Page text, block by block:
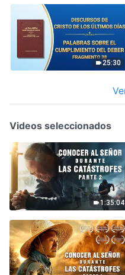
25:30
Videos seleccionados
1:35:04